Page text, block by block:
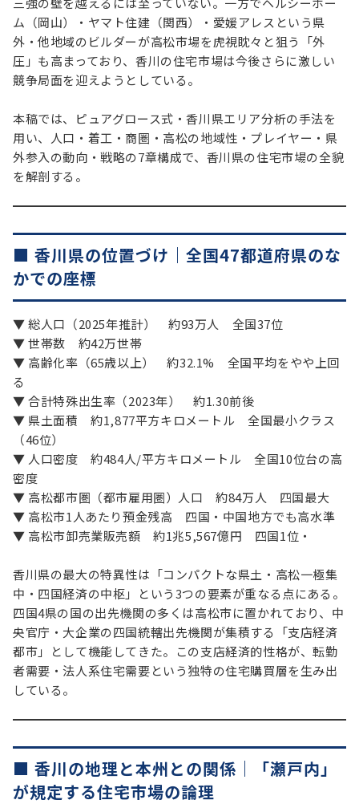
ム（岡山）・ヤマト住建（関西）・愛媛アレスという県
外・他地域のビルダーが高松市場を虎視眈々と狙う「外
圧」も高まっており、香川の住宅市場は今後さらに激しい
競争局面を迎えようとしている。
本稿では、ピュアグロース式・香川県エリア分析の手法を
用い、人口・着工・商圏・高松の地域性・プレイヤー・県
外参入の動向・戦略の7章構成で、香川県の住宅市場の全貌
を解剖する。
■ 香川県の位置づけ｜全国47都道府県のな
かでの座標
▼ 総人口（2025年推計） 約93万人 全国37位
▼ 世帯数 約42万世帯
▼ 高齢化率（65歳以上） 約32.1% 全国平均をやや上回
る
▼ 合計特殊出生率（2023年） 約1.30前後
▼ 県土面積 約1,877平方キロメートル 全国最小クラス
（46位）
▼ 人口密度 約484人/平方キロメートル 全国10位台の高
密度
▼ 高松都市圏（都市雇用圏）人口 約84万人 四国最大
▼ 高松市1人あたり預金残高 四国・中国地方でも高水準
▼ 高松市卸売業販売額 約1兆5,567億円 四国1位・
香川県の最大の特異性は「コンパクトな県土・高松一極集
中・四国経済の中枢」という3つの要素が重なる点にある。
四国4県の国の出先機関の多くは高松市に置かれており、中
央官庁・大企業の四国統轄出先機関が集積する「支店経済
都市」として機能してきた。この支店経済的性格が、転勤
者需要・法人系住宅需要という独特の住宅購買層を生み出
している。
■ 香川の地理と本州との関係｜「瀬戸内」
が規定する住宅市場の論理